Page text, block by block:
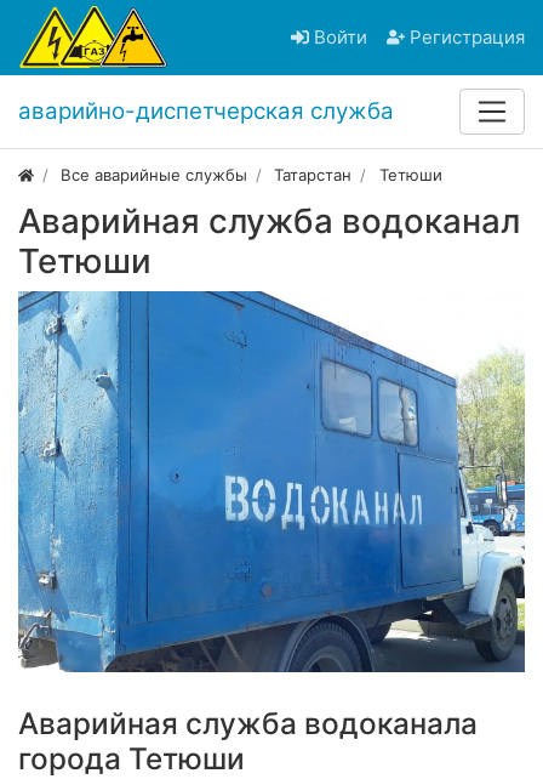
Войти Регистрация
аварийно-диспетчерская служба
Все аварийные службы Татарстан Тетюши
Аварийная служба водоканал
Тетюши
Аварийная служба водоканала
города Тетюши